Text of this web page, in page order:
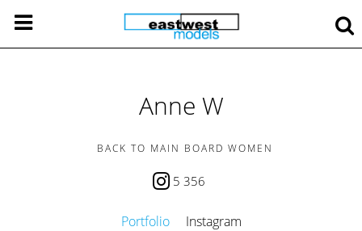
Anne W
BACK TO MAIN BOARD WOMEN
5 356
Portfolio Instagram